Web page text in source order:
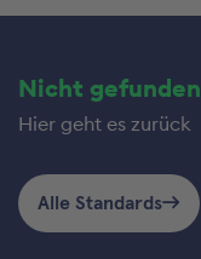
Nicht
Hier geht es zurück
Alle Standards